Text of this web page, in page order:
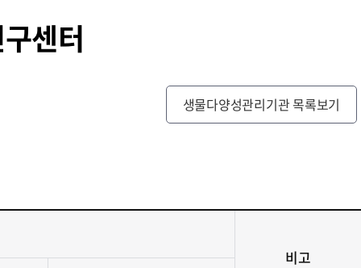
센터
생물다양성관리기관 목록보기
비고